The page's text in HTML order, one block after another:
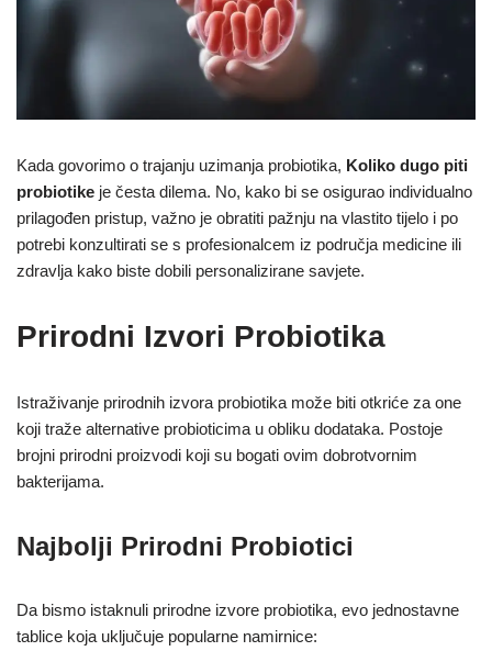
Kada govorimo o trajanju uzimanja probiotika, Koliko dugo piti
probiotike je česta dilema. No, kako bi se osigurao individualno
prilagođen pristup, važno je obratiti pažnju na vlastito tijelo i po
potrebi konzultirati se s profesionalcem iz područja medicine ili
zdravlja kako biste dobili personalizirane savjete.
Prirodni Izvori Probiotika
Istraživanje prirodnih izvora probiotika može biti otkriće za one
koji traže alternative probioticima u obliku dodataka. Postoje
brojni prirodni proizvodi koji su bogati ovim dobrotvornim
bakterijama.
Najbolji Prirodni Probiotici
Da bismo istaknuli prirodne izvore probiotika, evo jednostavne
tablice koja uključuje popularne namirnice: